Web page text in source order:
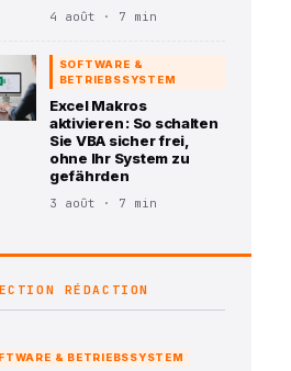
4 août · 7 min
SOFTWARE &
BETRIEBSSYSTEM
Excel Makros
aktivieren : So schalten
Sie VBA sicher frei,
ohne Ihr System zu
gefährden
3 août · 7 min
RÉDACTION
& BETRIEBSSYSTEM